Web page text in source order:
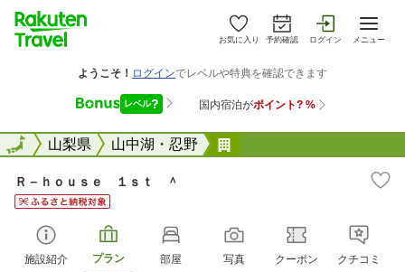
お気に入り 予約確認 ログイン メニュー
全国山梨県 山中湖・忍野
全国
Ｒ－ｈｏｕｓｅ １ｓｔ ＾
施設紹介 プラン 部屋 写真 クーポン クチコミ